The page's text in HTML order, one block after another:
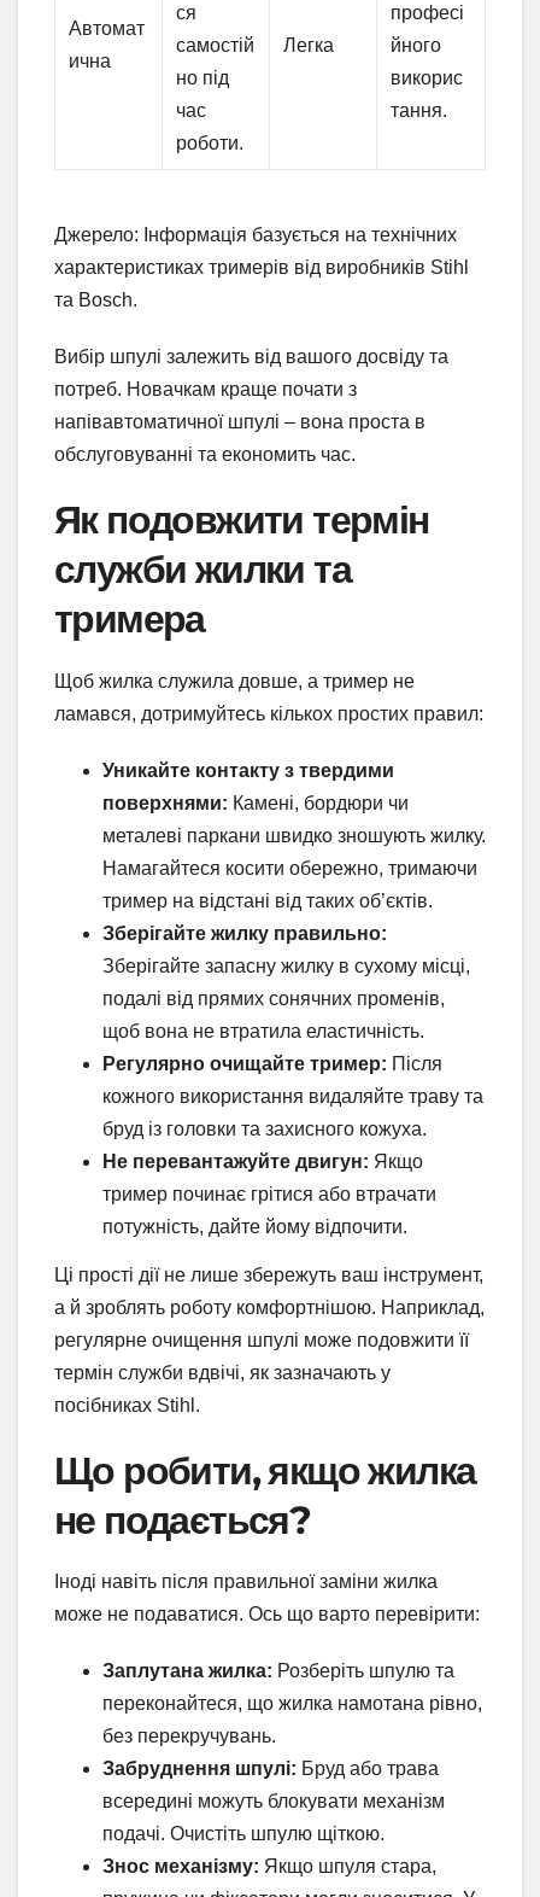
Автомат
ична
ся
самостій
но під
час
роботи.
Легка
професі
йного
викорис
тання.
Джерело: Інформація базується на технічних
характеристиках тримерів від виробників Stihl
та Bosch.
Вибір шпулі залежить від вашого досвіду та
потреб. Новачкам краще почати з
напівавтоматичної шпулі – вона проста в
обслуговуванні та економить час.
Як подовжити термін
служби жилки та
тримера
Щоб жилка служила довше, а тример не
ламався, дотримуйтесь кількох простих правил:
Уникайте контакту з твердими
поверхнями: Камені, бордюри чи
металеві паркани швидко зношують жилку.
Намагайтеся косити обережно, тримаючи
тример на відстані від таких об’єктів.
Зберігайте жилку правильно:
Зберігайте запасну жилку в сухому місці,
подалі від прямих сонячних променів,
щоб вона не втратила еластичність.
Регулярно очищайте тример: Після
кожного використання видаляйте траву та
бруд із головки та захисного кожуха.
Не перевантажуйте двигун: Якщо
тример починає грітися або втрачати
потужність, дайте йому відпочити.
Ці прості дії не лише збережуть ваш інструмент,
а й зроблять роботу комфортнішою. Наприклад,
регулярне очищення шпулі може подовжити її
термін служби вдвічі, як зазначають у
посібниках Stihl.
Що робити, якщо жилка
не подається?
Іноді навіть після правильної заміни жилка
може не подаватися. Ось що варто перевірити:
Заплутана жилка: Розберіть шпулю та
переконайтеся, що жилка намотана рівно,
без перекручувань.
Забруднення шпулі: Бруд або трава
всередині можуть блокувати механізм
подачі. Очистіть шпулю щіткою.
Знос механізму: Якщо шпуля стара,